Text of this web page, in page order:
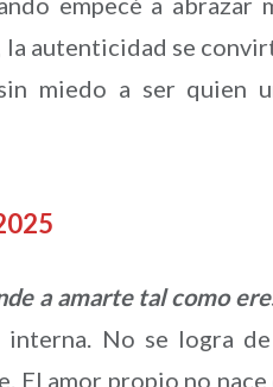
la autenticidad se
miedo a ser quien
a amarte tal como
interna. No se logra
El amor propio no nace